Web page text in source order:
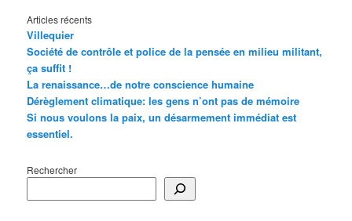
Articles récents
Villequier
Société de contrôle et police de la pensée en milieu militant,
ça suffit !
La renaissance…de notre conscience humaine
Dérèglement climatique: les gens n’ont pas de mémoire
Si nous voulons la paix, un désarmement immédiat est
essentiel.
Rechercher